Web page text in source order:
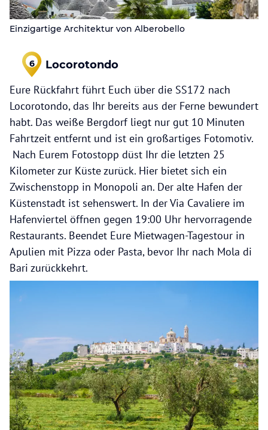
Einzigartige Architektur von Alberobello
6 Locorotondo
Eure Rückfahrt führt Euch über die SS172 nach
Locorotondo, das Ihr bereits aus der Ferne bewundert
habt. Das weiße Bergdorf liegt nur gut 10 Minuten
Fahrtzeit entfernt und ist ein großartiges Fotomotiv.
Nach Eurem Fotostopp düst Ihr die letzten 25
Kilometer zur Küste zurück. Hier bietet sich ein
Zwischenstopp in Monopoli an. Der alte Hafen der
Küstenstadt ist sehenswert. In der Via Cavaliere im
Hafenviertel öffnen gegen 19:00 Uhr hervorragende
Restaurants. Beendet Eure Mietwagen-Tagestour in
Apulien mit Pizza oder Pasta, bevor Ihr nach Mola di
Bari zurückkehrt.